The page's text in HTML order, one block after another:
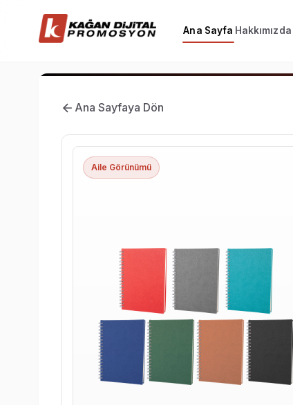
Ana Sayfa Hakkımızda
Ana Sayfaya Dön
Aile Görünümü